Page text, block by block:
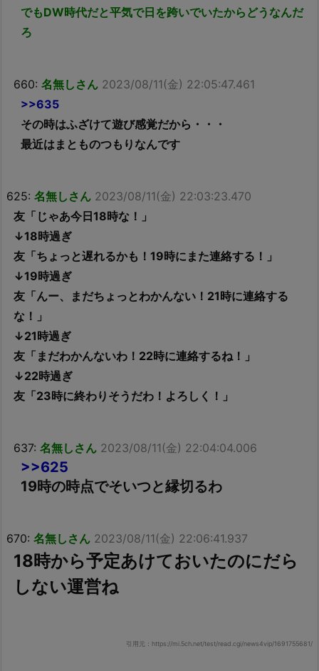
でもDW時代だと平気で日を跨いでいたからどうなんだ
ろ
660: 名無しさん 2023/08/11(金) 22:05:47.461
>>635
その時はふざけて遊び感覚だから・・・
最近はまとものつもりなんです
625: 名無しさん 2023/08/11(金) 22:03:23.470
友「じゃあ今日18時な！」
↓18時過ぎ
友「ちょっと遅れるかも！19時にまた連絡する！」
↓19時過ぎ
友「んー、まだちょっとわかんない！21時に連絡する
な！」
↓21時過ぎ
友「まだわかんないわ！22時に連絡するね！」
↓22時過ぎ
友「23時に終わりそうだわ！よろしく！」
637: 名無しさん 2023/08/11(金) 22:04:04.006
>>625
19時の時点でそいつと縁切るわ
670: 名無しさん 2023/08/11(金) 22:06:41.937
18時から予定あけておいたのにだら
しない運営ね
引用元：https://mi.5ch.net/test/read.cgi/news4vip/1691755681/